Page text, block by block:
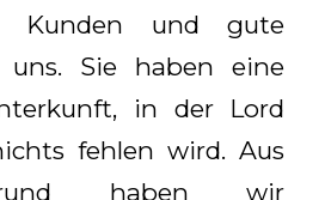
Kunden und gute
uns. Sie haben eine
in der Lord
fehlen wird. Aus
haben wir